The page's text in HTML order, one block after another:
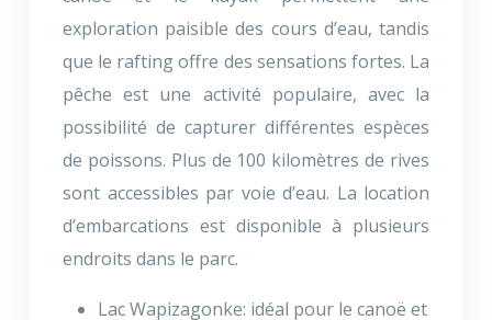
exploration paisible des cours d’eau, tandis
que le rafting offre des sensations fortes. La
pêche est une activité populaire, avec la
possibilité de capturer différentes espèces
de poissons. Plus de 100 kilomètres de rives
sont accessibles par voie d’eau. La location
d’embarcations est disponible à plusieurs
endroits dans le parc.
Lac Wapizagonke: idéal pour le canoë et